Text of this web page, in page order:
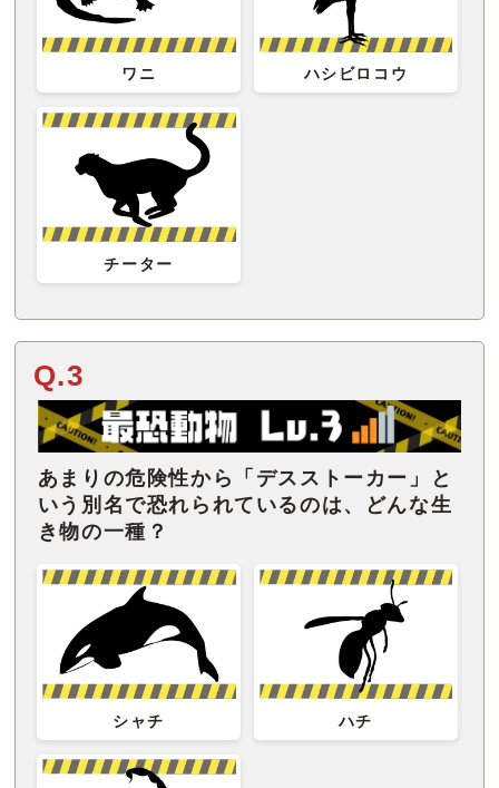
ワニ ハシビロコウ
チーター
Q.3
あまりの危険性から「デスストーカー」と
いう別名で恐れられているのは、どんな生
き物の一種？
シャチ ハチ